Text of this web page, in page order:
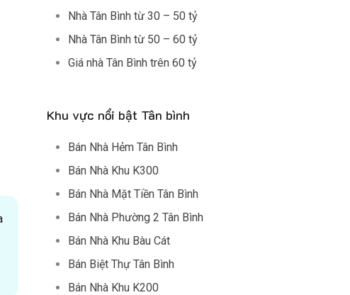
Nhà Tân Bình từ 30 – 50 tỷ
Nhà Tân Bình từ 50 – 60 tỷ
Giá nhà Tân Bình trên 60 tỷ
Khu vực nổi bật Tân bình
Bán Nhà Hẻm Tân Bình
Bán Nhà Khu K300
Bán Nhà Mặt Tiền Tân Bình
Bán Nhà Phường 2 Tân Bình
Bán Nhà Khu Bàu Cát
Bán Biệt Thự Tân Bình
Bán Nhà Khu K200